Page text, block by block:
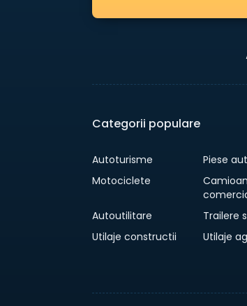
Categorii populare
Autoturisme
Piese
Motociclete
Autoutilitare
Trailere
Utilaje constructii
Utilaje